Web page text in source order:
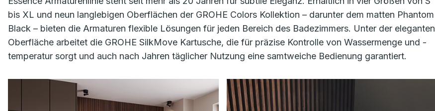
bis XL und neun langlebigen Oberflächen der GROHE Colors Kollektion – darunter dem matten Phantom
Black – bieten die Armaturen flexible Lösungen für jeden Bereich des Badezimmers. Unter der eleganten
Oberfläche arbeitet die GROHE SilkMove Kartusche, die für präzise Kontrolle von Wassermenge und -
temperatur sorgt und auch nach Jahren täglicher Nutzung eine samtweiche Bedienung garantiert.